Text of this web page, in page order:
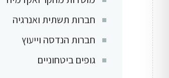
חברות תשתית ואנרגיה
חברות הנדסה וייעוץ
גופים ביטחוניים